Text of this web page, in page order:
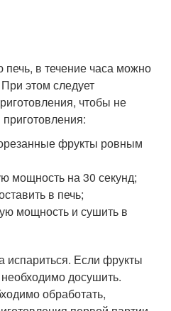
в течение часа можно
этом следует
чтобы не
фрукты ровным
мощность на 30 секунд;
в печь;
мощность и сушить в
испариться. Если фрукты
досушить.
обработать,